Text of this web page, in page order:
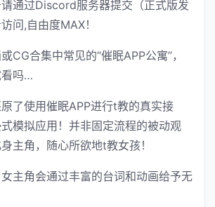
通过Discord服务器提交（正式版发
问,自由度MAX！
CG合集中常见的“催眠APP公寓”，
看吗…
了使用催眠APP进行t教的真实接
模拟应用！并非固定流程的被动观
主角，随心所欲地t教女孩！
主角会通过丰富的台词和动画给予无